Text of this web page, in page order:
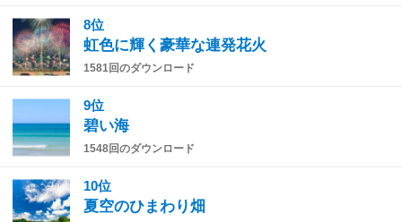
8位
虹色に輝く豪華な連発花火
1581回のダウンロード
9位
碧い海
1548回のダウンロード
10位
夏空のひまわり畑